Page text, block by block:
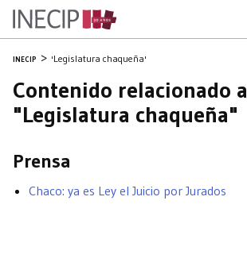
INECIP 'Legislatura chaqueña'
Contenido relacionado a
"Legislatura chaqueña"
Prensa
Chaco: ya es Ley el Juicio por Jurados